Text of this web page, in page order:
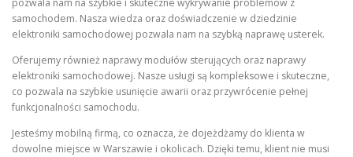
samochodem. Nasza wiedza oraz doświadczenie w dziedzinie
elektroniki samochodowej pozwala nam na szybką naprawę usterek.
Oferujemy również naprawy modułów sterujących oraz naprawy
elektroniki samochodowej. Nasze usługi są kompleksowe i skuteczne,
co pozwala na szybkie usunięcie awarii oraz przywrócenie pełnej
funkcjonalności samochodu.
Jesteśmy mobilną firmą, co oznacza, że dojeżdżamy do klienta w
dowolne miejsce w Warszawie i okolicach. Dzięki temu, klient nie musi